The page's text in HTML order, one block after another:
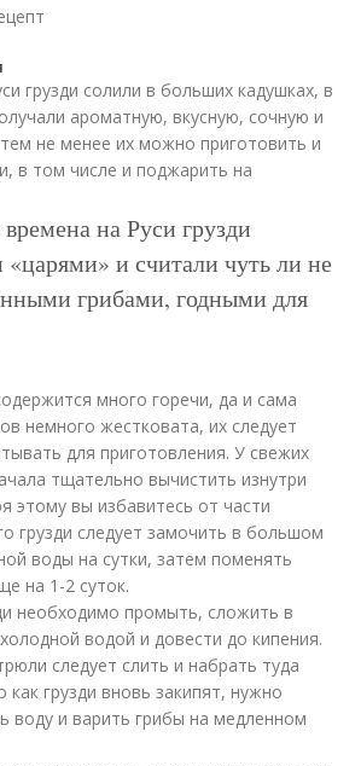
грузди солили в больших кадушках, в
ароматную, вкусную, сочную и
тем не менее их можно приготовить и
в том числе и поджарить на
на Руси грузди
«царями» и считали чуть ли не
грибами, годными для
много горечи, да и сама
немного жестковата, их следует
для приготовления. У свежих
тщательно вычистить изнутри
этому вы избавитесь от части
грузди следует замочить в большом
воды на сутки, затем поменять
на 1-2 суток.
необходимо промыть, сложить в
водой и довести до кипения.
следует слить и набрать туда
как грузди вновь закипят, нужно
воду и варить грибы на медленном